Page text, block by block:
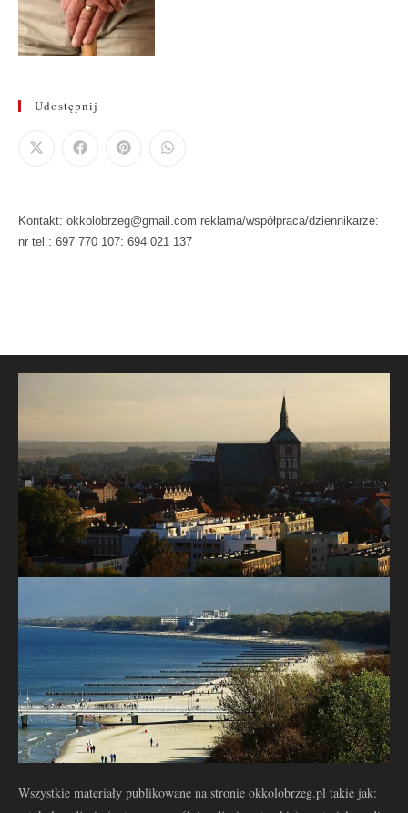
Udostępnij
Kontakt: okkolobrzeg@gmail.com reklama/współpraca/dziennikarze:
nr tel.: 697 770 107: 694 021 137
Wszystkie materiały publikowane na stronie okkolobrzeg.pl takie jak: